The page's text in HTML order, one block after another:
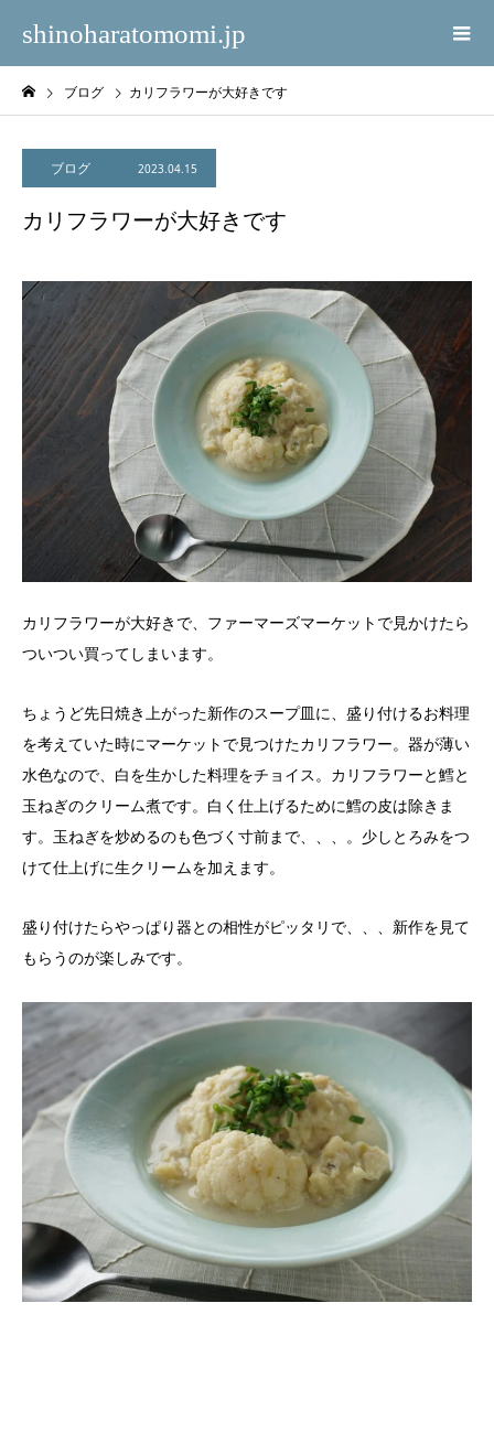
shinoharatomomi.jp
ブログ カリフラワーが大好きです
ブログ 2023.04.15
カリフラワーが大好きです
カリフラワーが大好きで、ファーマーズマーケットで見かけたら
ついつい買ってしまいます。
ちょうど先日焼き上がった新作のスープ皿に、盛り付けるお料理
を考えていた時にマーケットで見つけたカリフラワー。器が薄い
水色なので、白を生かした料理をチョイス。カリフラワーと鱈と
玉ねぎのクリーム煮です。白く仕上げるために鱈の皮は除きま
す。玉ねぎを炒めるのも色づく寸前まで、、、。少しとろみをつ
けて仕上げに生クリームを加えます。
盛り付けたらやっぱり器との相性がピッタリで、、、新作を見て
もらうのが楽しみです。